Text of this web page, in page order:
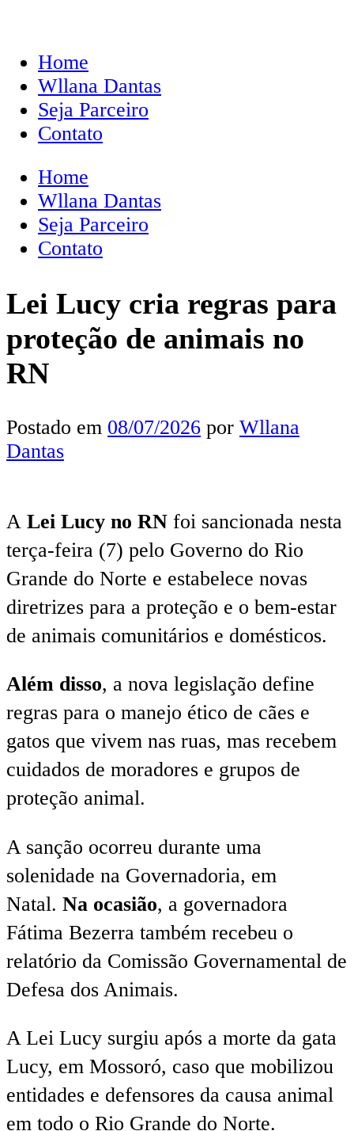
Home
Wllana Dantas
Seja Parceiro
Contato
Home
Wllana Dantas
Seja Parceiro
Contato
Lei Lucy cria regras para
proteção de animais no
RN
Postado em 08/07/2026 por Wllana
Dantas
A Lei Lucy no RN foi sancionada nesta
terça-feira (7) pelo Governo do Rio
Grande do Norte e estabelece novas
diretrizes para a proteção e o bem-estar
de animais comunitários e domésticos.
Além disso, a nova legislação define
regras para o manejo ético de cães e
gatos que vivem nas ruas, mas recebem
cuidados de moradores e grupos de
proteção animal.
A sanção ocorreu durante uma
solenidade na Governadoria, em
Natal. Na ocasião, a governadora
Fátima Bezerra também recebeu o
relatório da Comissão Governamental de
Defesa dos Animais.
A Lei Lucy surgiu após a morte da gata
Lucy, em Mossoró, caso que mobilizou
entidades e defensores da causa animal
em todo o Rio Grande do Norte.